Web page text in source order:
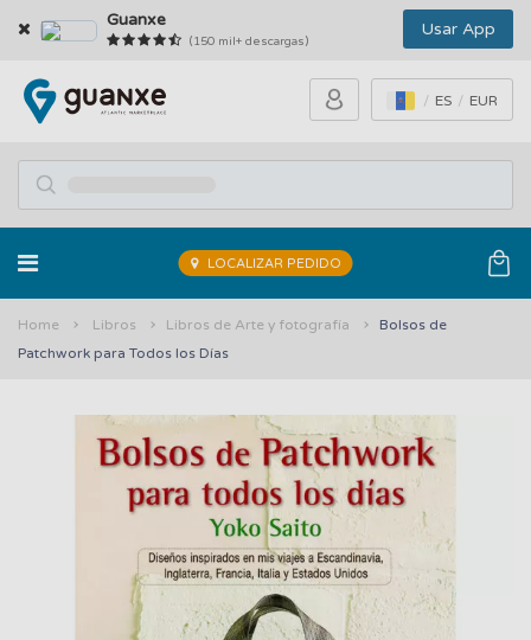
Guanxe
(150 mil+ descargas)
Usar App
ES EUR
LOCALIZAR PEDIDO
Home Libros Libros de Arte y fotografía
Bolsos de
Patchwork para Todos los Días